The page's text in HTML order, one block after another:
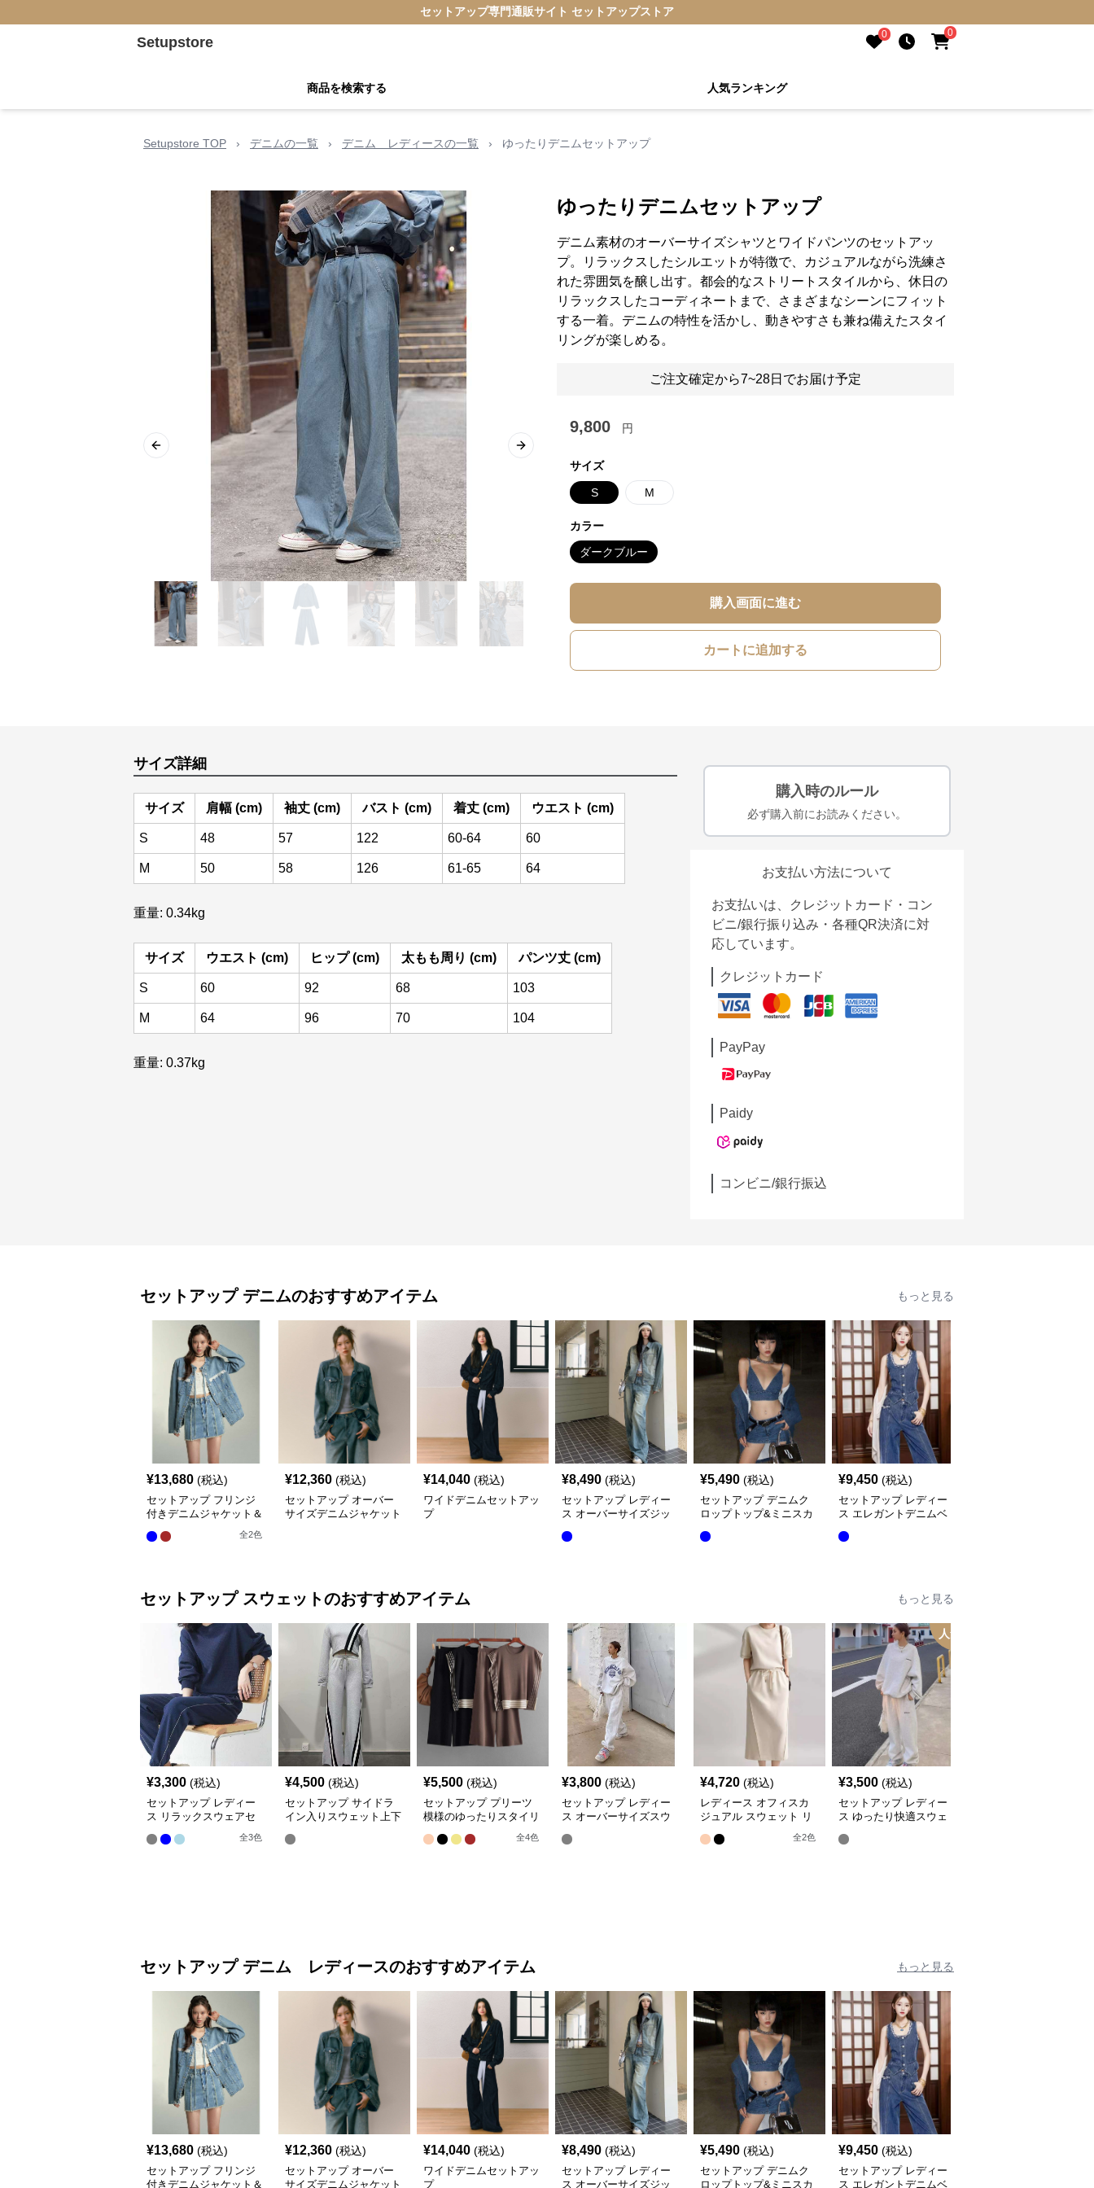
セットアップ専門通販サイト セットアップストア
Setupstore 0 0
商品を検索する 人気ランキング
Setupstore TOP › デニムの一覧 › デニム レディースの一覧 › ゆったりデニムセットアップ
Previous slide Next slide
ゆったりデニムセットアップ
デニム素材のオーバーサイズシャツとワイドパンツのセットアッ
プ。リラックスしたシルエットが特徴で、カジュアルながら洗練さ
れた雰囲気を醸し出す。都会的なストリートスタイルから、休日の
リラックスしたコーディネートまで、さまざまなシーンにフィット
する一着。デニムの特性を活かし、動きやすさも兼ね備えたスタイ
リングが楽しめる。
ご注文確定から7~28日でお届け予定
9,800 円
サイズ
S M
カラー
ダークブルー
購入画面に進む
カートに追加する
サイズ詳細
サイズ 肩幅 (cm) 袖丈 (cm) バスト (cm) 着丈 (cm) ウエスト (cm)
S 48 57 122 60-64 60
M 50 58 126 61-65 64
重量: 0.34kg
サイズ ウエスト (cm) ヒップ (cm) 太もも周り (cm) パンツ丈 (cm)
S 60 92 68 103
M 64 96 70 104
重量: 0.37kg
購入時のルール
必ず購入前にお読みください。
お支払い方法について
お支払いは、クレジットカード・コン
ビニ/銀行振り込み・各種QR決済に対
応しています。
クレジットカード
PayPay
Paidy
コンビニ/銀行振込
セットアップ デニムのおすすめアイテム もっと見る
¥13,680 (税込)
セットアップ フリンジ
付きデニムジャケット＆
全2色
¥12,360 (税込)
セットアップ オーバー
サイズデニムジャケット
¥14,040 (税込)
ワイドデニムセットアッ
プ
¥8,490 (税込)
セットアップ レディー
ス オーバーサイズジッ
ト&ロングデニム
¥5,490 (税込)
セットアップ デニムク
ロップトップ&ミニスカ
¥9,450 (税込)
セットアップ レディー
ス エレガントデニムベ
ト
セットアップ スウェットのおすすめアイテム もっと見る
¥3,300 (税込)
セットアップ レディー
ス リラックスウェアセ
全3色
¥4,500 (税込)
セットアップ サイドラ
イン入りスウェット上下
¥5,500 (税込)
セットアップ プリーツ
模様のゆったりスタイリ
全4色
¥3,800 (税込)
セットアップ レディー
ス オーバーサイズスウ
¥4,720 (税込)
レディース オフィスカ
ジュアル スウェット リ
ラックスセットアップ
全2色
人気
¥3,500 (税込)
セットアップ レディー
ス ゆったり快適スウェ
セットアップ デニム レディースのおすすめアイテム もっと見る
¥13,680 (税込)
セットアップ フリンジ
付きデニムジャケット＆
¥12,360 (税込)
セットアップ オーバー
サイズデニムジャケット
¥14,040 (税込)
ワイドデニムセットアッ
プ
¥8,490 (税込)
セットアップ レディー
ス オーバーサイズジッ
¥5,490 (税込)
セットアップ デニムク
ロップトップ&ミニスカ
¥9,450 (税込)
セットアップ レディー
ス エレガントデニムベ